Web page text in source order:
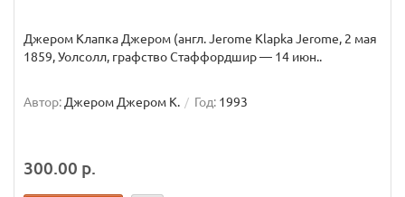
Джером Клапка Джером (англ. Jerome Klapka Jerome, 2 мая
1859, Уолсолл, графство Стаффордшир — 14 июн..
Автор: Джером Джером К. Год: 1993
300.00 р.